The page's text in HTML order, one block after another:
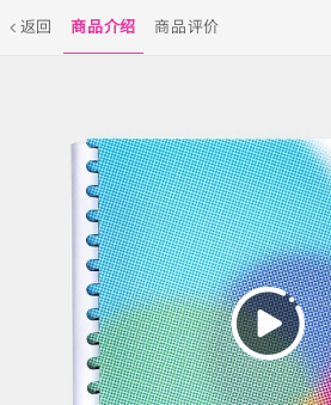
返回 商品介绍 商品评价